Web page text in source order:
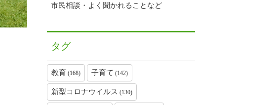
市民相談・よく聞かれることなど
タグ
教育 (168) 子育て (142)
新型コロナウイルス (130)